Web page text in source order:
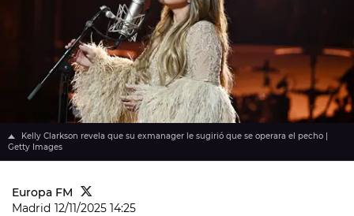
Kelly Clarkson revela que su exmanager le sugirió que se operara el pecho |
Getty Images
Europa FM
Madrid 12/11/2025 14:25